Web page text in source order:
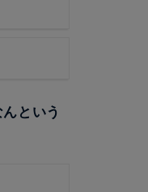
という